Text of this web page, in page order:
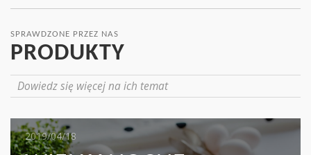
SPRAWDZONE PRZEZ NAS
PRODUKTY
Dowiedz się więcej na ich temat
2019/05/16
2019/04/18
2019/04/17